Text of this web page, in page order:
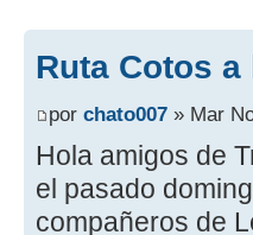
Ruta Cotos
por chato007 » Mar
Hola amigos de
el pasado
compañeros de